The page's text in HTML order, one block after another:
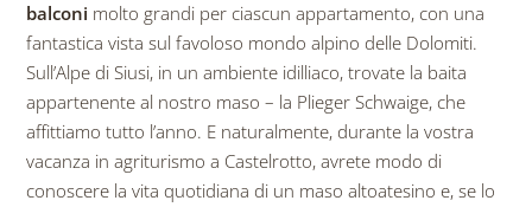
balconi molto grandi per ciascun appartamento, con una
fantastica vista sul favoloso mondo alpino delle Dolomiti.
Sull’Alpe di Siusi, in un ambiente idilliaco, trovate la baita
appartenente al nostro maso – la Plieger Schwaige, che
affittiamo tutto l’anno. E naturalmente, durante la vostra
vacanza in agriturismo a Castelrotto, avrete modo di
conoscere la vita quotidiana di un maso altoatesino e, se lo